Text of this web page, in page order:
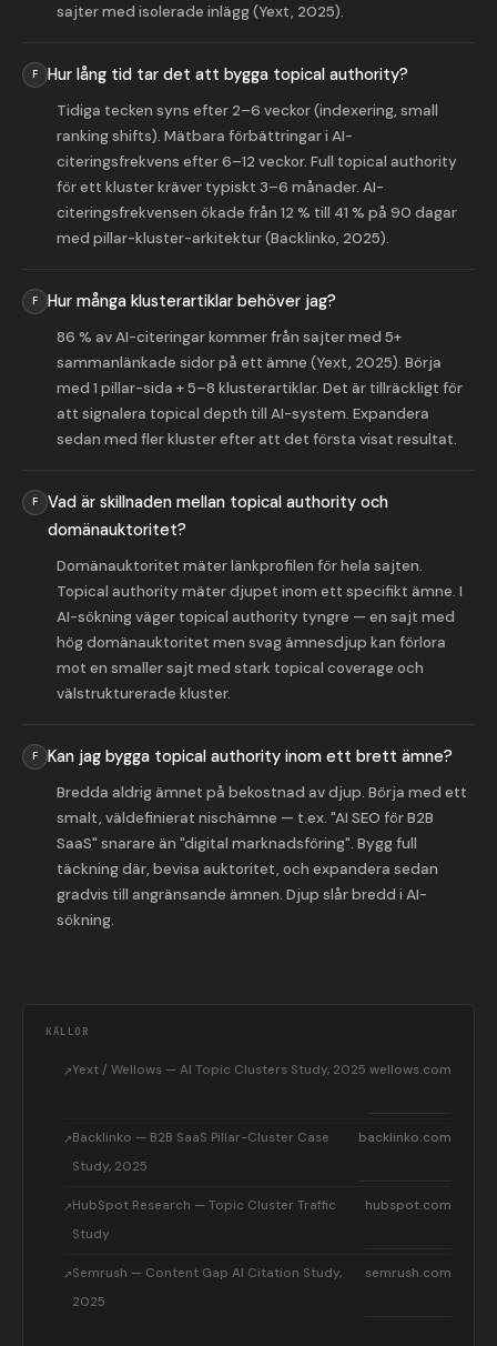
sajter med isolerade inlägg (Yext, 2025).
Hur lång tid tar det att bygga topical authority?
Tidiga tecken syns efter 2–6 veckor (indexering, small
ranking shifts). Mätbara förbättringar i AI-
citeringsfrekvens efter 6–12 veckor. Full topical authority
för ett kluster kräver typiskt 3–6 månader. AI-
citeringsfrekvensen ökade från 12 % till 41 % på 90 dagar
med pillar-kluster-arkitektur (Backlinko, 2025).
Hur många klusterartiklar behöver jag?
86 % av AI-citeringar kommer från sajter med 5+
sammanlänkade sidor på ett ämne (Yext, 2025). Börja
med 1 pillar-sida + 5–8 klusterartiklar. Det är tillräckligt för
att signalera topical depth till AI-system. Expandera
sedan med fler kluster efter att det första visat resultat.
Vad är skillnaden mellan topical authority och
domänauktoritet?
Domänauktoritet mäter länkprofilen för hela sajten.
Topical authority mäter djupet inom ett specifikt ämne. I
AI-sökning väger topical authority tyngre — en sajt med
hög domänauktoritet men svag ämnesdjup kan förlora
mot en smaller sajt med stark topical coverage och
välstrukturerade kluster.
Kan jag bygga topical authority inom ett brett ämne?
Bredda aldrig ämnet på bekostnad av djup. Börja med ett
smalt, väldefinierat nischämne — t.ex. "AI SEO för B2B
SaaS" snarare än "digital marknadsföring". Bygg full
täckning där, bevisa auktoritet, och expandera sedan
gradvis till angränsande ämnen. Djup slår bredd i AI-
sökning.
KÄLLOR
Yext / Wellows — AI Topic Clusters Study, 2025 wellows.com
Backlinko — B2B SaaS Pillar-Cluster Case
Study, 2025
backlinko.com
HubSpot Research — Topic Cluster Traffic
Study
hubspot.com
Semrush — Content Gap AI Citation Study,
2025
semrush.com